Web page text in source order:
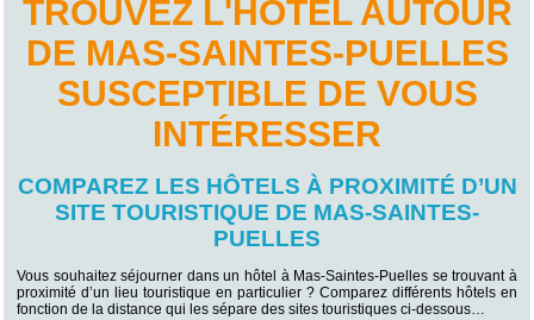
TROUVEZ L'HÔTEL AUTOUR
DE MAS-SAINTES-PUELLES
SUSCEPTIBLE DE VOUS
INTÉRESSER
COMPAREZ LES HÔTELS À PROXIMITÉ D’UN
SITE TOURISTIQUE DE MAS-SAINTES-
PUELLES
Vous souhaitez séjourner dans un hôtel à Mas-Saintes-Puelles se trouvant à
proximité d’un lieu touristique en particulier ? Comparez différents hôtels en
fonction de la distance qui les sépare des sites touristiques ci-dessous…